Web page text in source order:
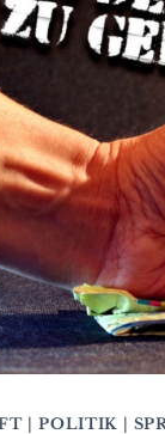
|POLITIK |